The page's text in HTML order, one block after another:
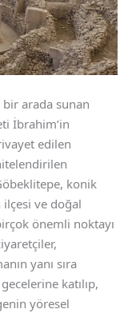
arada sunan
İbrahim’in
edilen
konik
ve doğal
önemli noktayı
yanı sıra
katılıp,
yöresel